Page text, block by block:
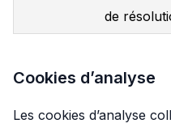
de
Cookies d’analyse
Les cookies d’analyse